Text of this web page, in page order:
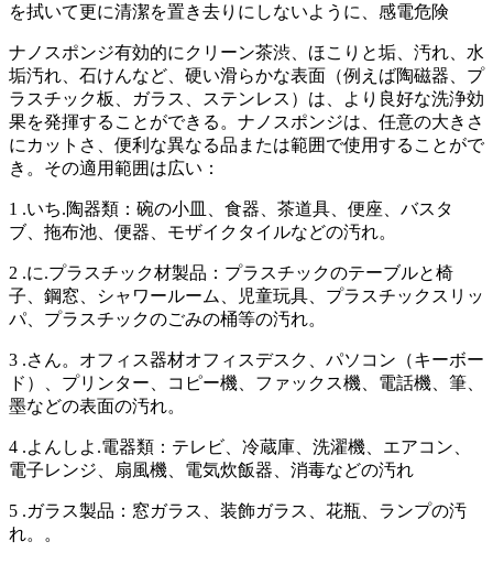
を拭いて更に清潔を置き去りにしないように、感電危険
ナノスポンジ有効的にクリーン茶渋、ほこりと垢、汚れ、水
垢汚れ、石けんなど、硬い滑らかな表面（例えば陶磁器、プ
ラスチック板、ガラス、ステンレス）は、より良好な洗浄効
果を発揮することができる。ナノスポンジは、任意の大きさ
にカットさ、便利な異なる品または範囲で使用することがで
き。その適用範囲は広い：
1 .いち.陶器類：碗の小皿、食器、茶道具、便座、バスタ
ブ、拖布池、便器、モザイクタイルなどの汚れ。
2 .に.プラスチック材製品：プラスチックのテーブルと椅
子、鋼窓、シャワールーム、児童玩具、プラスチックスリッ
パ、プラスチックのごみの桶等の汚れ。
3 .さん。オフィス器材オフィスデスク、パソコン（キーボー
ド）、プリンター、コピー機、ファックス機、電話機、筆、
墨などの表面の汚れ。
4 .よんしよ.電器類：テレビ、冷蔵庫、洗濯機、エアコン、
電子レンジ、扇風機、電気炊飯器、消毒などの汚れ
5 .ガラス製品：窓ガラス、装飾ガラス、花瓶、ランプの汚
れ。。